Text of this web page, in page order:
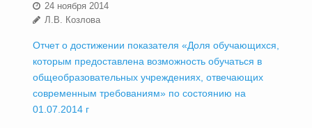
24 ноября 2014
Л.В. Козлова
Отчет о достижении показателя «Доля обучающихся,
которым предоставлена возможность обучаться в
общеобразовательных учреждениях, отвечающих
современным требованиям» по состоянию на
01.07.2014 г